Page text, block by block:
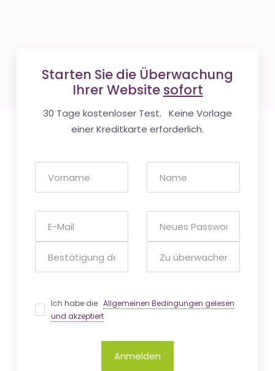
Starten Sie die Überwachung
Ihrer Website sofort
30 Tage kostenloser Test. Keine Vorlage
einer Kreditkarte erforderlich.
Ich habe dieAllgemeinen Bedingungen gelesen
und akzeptiert
Anmelden